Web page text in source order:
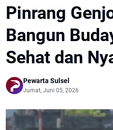
Pinrang
Bangun
Sehat dan
Pewarta Sulsel
Jumat, Juni 05, 2026